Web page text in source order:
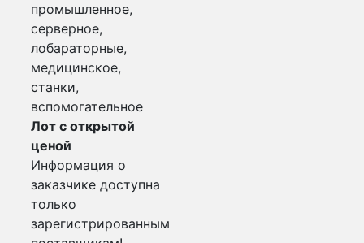
промышленное,
серверное,
лобараторные,
медицинское,
станки,
вспомогательное
Лот с открытой
ценой
Информация о
заказчике доступна
только
зарегистрированным